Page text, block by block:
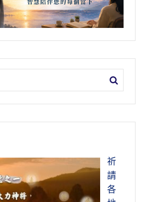
祈
請
各